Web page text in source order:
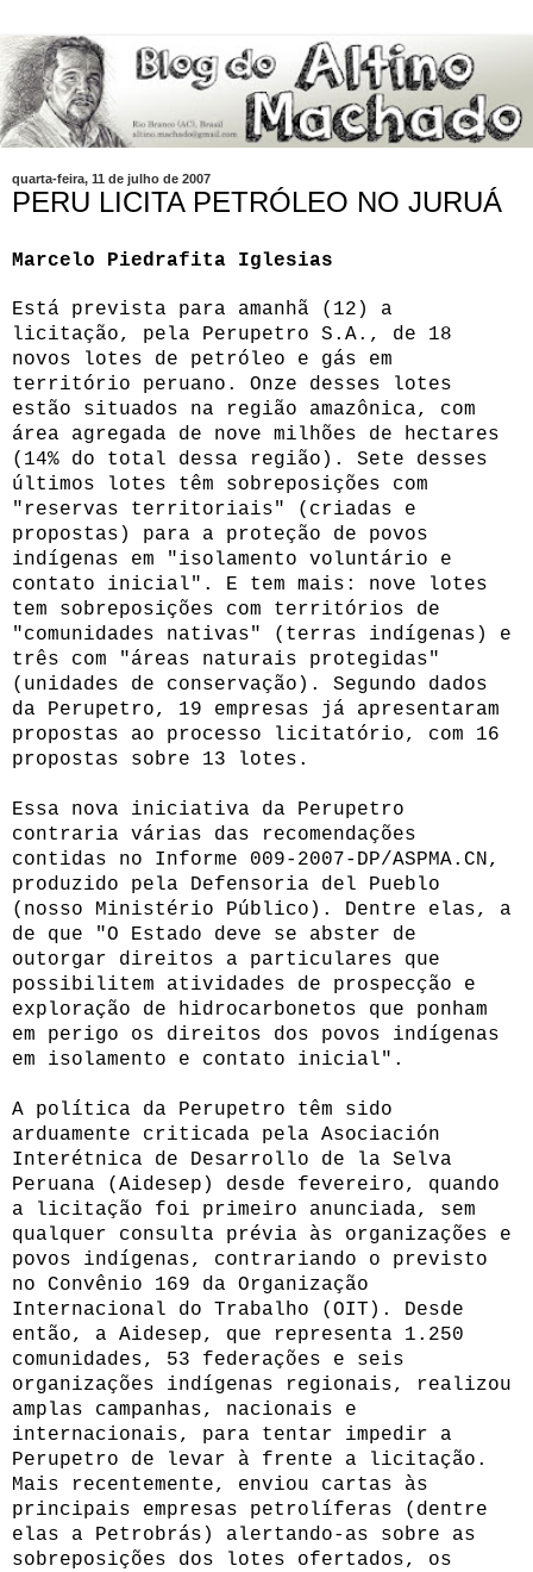
quarta-feira, 11 de julho de 2007
PERU LICITA PETRÓLEO NO JURUÁ
Marcelo Piedrafita Iglesias
Está prevista para amanhã (12) a
licitação, pela Perupetro S.A., de 18
novos lotes de petróleo e gás em
território peruano. Onze desses lotes
estão situados na região amazônica, com
área agregada de nove milhões de hectares
(14% do total dessa região). Sete desses
últimos lotes têm sobreposições com
"reservas territoriais" (criadas e
propostas) para a proteção de povos
indígenas em "isolamento voluntário e
contato inicial". E tem mais: nove lotes
tem sobreposições com territórios de
"comunidades nativas" (terras indígenas) e
três com "áreas naturais protegidas"
(unidades de conservação). Segundo dados
da Perupetro, 19 empresas já apresentaram
propostas ao processo licitatório, com 16
propostas sobre 13 lotes.
Essa nova iniciativa da Perupetro
contraria várias das recomendações
contidas no Informe 009-2007-DP/ASPMA.CN,
produzido pela Defensoria del Pueblo
(nosso Ministério Público). Dentre elas, a
de que "O Estado deve se abster de
outorgar direitos a particulares que
possibilitem atividades de prospecção e
exploração de hidrocarbonetos que ponham
em perigo os direitos dos povos indígenas
em isolamento e contato inicial".
A política da Perupetro têm sido
arduamente criticada pela Asociación
Interétnica de Desarrollo de la Selva
Peruana (Aidesep) desde fevereiro, quando
a licitação foi primeiro anunciada, sem
qualquer consulta prévia às organizações e
povos indígenas, contrariando o previsto
no Convênio 169 da Organização
Internacional do Trabalho (OIT). Desde
então, a Aidesep, que representa 1.250
comunidades, 53 federações e seis
organizações indígenas regionais, realizou
amplas campanhas, nacionais e
internacionais, para tentar impedir a
Perupetro de levar à frente a licitação.
Mais recentemente, enviou cartas às
principais empresas petrolíferas (dentre
elas a Petrobrás) alertando-as sobre as
sobreposições dos lotes ofertados, os